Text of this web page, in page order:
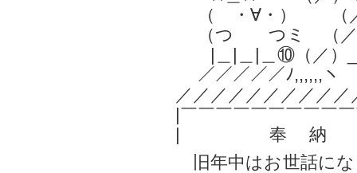
（ ・∀・） （／
（つ つミ （
|＿|＿|＿⑩（／）
／／／／／ﾉ,,,,,,
／／／／／／／／
|￣￣￣￣￣￣￣￣
| 奉
旧年中はお世話に